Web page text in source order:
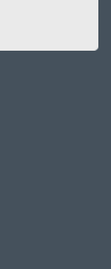
das Abfragen, die
Verbreitung
oder
dem Ziel, deren
um
um Aspekte
Gesundheit,
Verhalten,